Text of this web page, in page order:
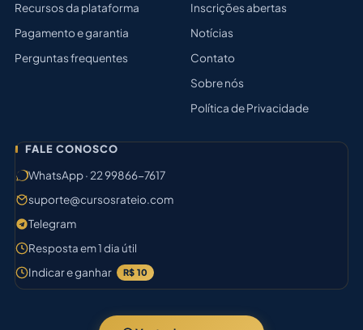
Recursos da plataforma
Pagamento e garantia
Perguntas frequentes
Inscrições abertas
Notícias
Contato
Sobre nós
Política de Privacidade
FALE CONOSCO
WhatsApp · 22 99866-7617
suporte@cursosrateio.com
Telegram
Resposta em 1 dia útil
Indicar e ganhar
R$ 10